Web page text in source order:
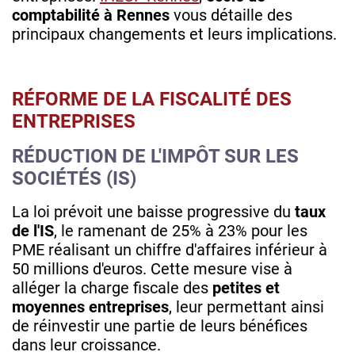
comptabilité à Rennes vous détaille des
principaux changements et leurs implications.
RÉFORME DE LA FISCALITÉ DES
ENTREPRISES
RÉDUCTION DE L'IMPÔT SUR LES
SOCIÉTÉS (IS)
La loi prévoit une baisse progressive du taux
de l'IS, le ramenant de 25% à 23% pour les
PME réalisant un chiffre d'affaires inférieur à
50 millions d'euros. Cette mesure vise à
alléger la charge fiscale des petites et
moyennes entreprises, leur permettant ainsi
de réinvestir une partie de leurs bénéfices
dans leur croissance.